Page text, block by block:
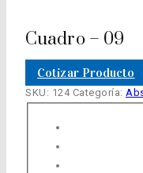
Cuadro – 09
Cotizar Producto
SKU: 124 Categoría: